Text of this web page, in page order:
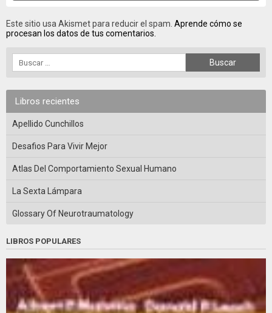
Este sitio usa Akismet para reducir el spam. Aprende cómo se
procesan los datos de tus comentarios.
Libros recientes
Apellido Cunchillos
Desafios Para Vivir Mejor
Atlas Del Comportamiento Sexual Humano
La Sexta Lámpara
Glossary Of Neurotraumatology
LIBROS POPULARES